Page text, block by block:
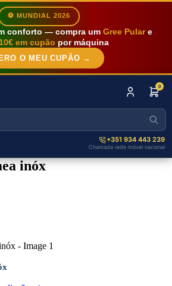
⚽ MUNDIAL 2026
conforto — compra um Gree Pulare
10€ em cupão por máquina
O MEU CUPÃO →
0
+351 934 443 239
Chamada rede móvel nacional
inóx